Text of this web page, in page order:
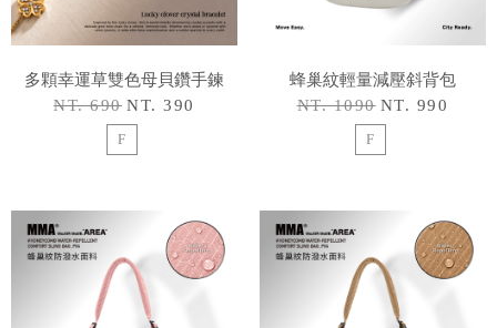
多顆幸運草雙色母貝鑽手鍊
NT. 690 NT. 390
F
蜂巢紋輕量減壓斜背包
NT. 1090 NT. 990
F